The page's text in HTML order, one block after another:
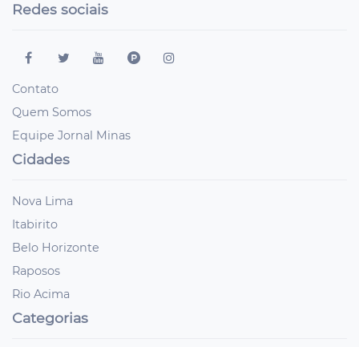
Redes sociais
Contato
Quem Somos
Equipe Jornal Minas
Cidades
Nova Lima
Itabirito
Belo Horizonte
Raposos
Rio Acima
Categorias